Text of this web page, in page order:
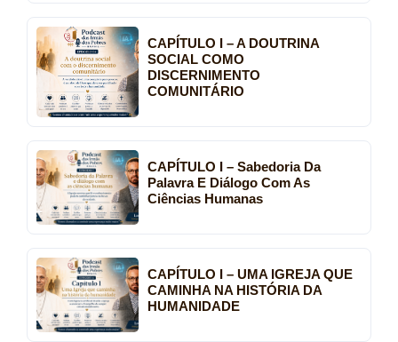
CAPÍTULO I – A DOUTRINA
SOCIAL COMO
DISCERNIMENTO
COMUNITÁRIO
CAPÍTULO I – Sabedoria Da
Palavra E Diálogo Com As
Ciências Humanas
CAPÍTULO I – UMA IGREJA QUE
CAMINHA NA HISTÓRIA DA
HUMANIDADE